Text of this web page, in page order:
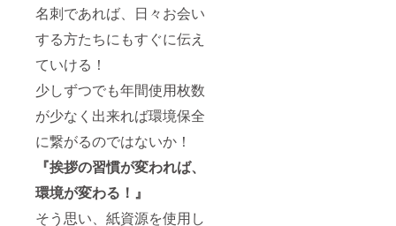
名刺であれば、日々お会い
する方たちにもすぐに伝え
ていける！
少しずつでも年間使用枚数
が少なく出来れば環境保全
に繋がるのではないか！
『挨拶の習慣が変われば、
環境が変わる！』
そう思い、紙資源を使用し